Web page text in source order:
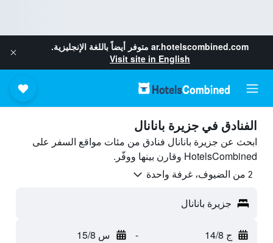
ar.hotelscombined.com متوفر أيضاً باللغة الإنجليزية.
Visit site in English
الفنادق في جزيرة بانانال
ابحث عن جزيرة بانانال فنادق من مئات مواقع السفر على
HotelsCombined وقارن بينها ووفّر.
2 من الضيوف، غرفة واحدة
جزيرة بانانال
ج 14/8 - س 15/8